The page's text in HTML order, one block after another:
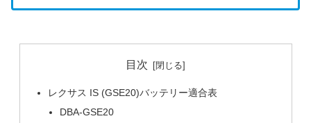
目次
レクサス IS (GSE20)バッテリー適合表
DBA-GSE20